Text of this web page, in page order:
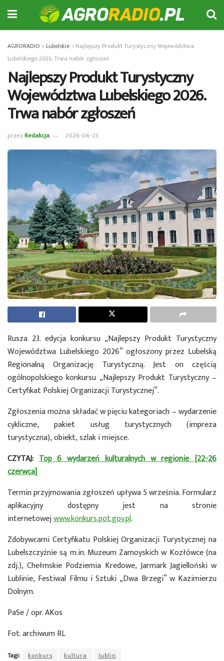
AGRORADIO >Lubelskie > Najlepszy Produkt Turystyczny Województwa
Lubelskiego 2026. Trwa nabór zgłoszeń
Najlepszy Produkt Turystyczny
Województwa Lubelskiego 2026.
Trwa nabór zgłoszeń
przezRedakcja 2026-06-23
Rusza 23. edycja konkursu „Najlepszy Produkt Turystyczny
Województwa Lubelskiego 2026” ogłoszony przez Lubelską
Regionalną Organizację Turystyczną. Jest on częścią
ogólnopolskiego konkursu „Najlepszy Produkt Turystyczny –
Certyfikat Polskiej Organizacji Turystycznej”.
Zgłoszenia można składać w pięciu kategoriach – wydarzenie
cykliczne, pakiet usług turystycznych (impreza
turystyczna), obiekt, szlak i miejsce.
CZYTAJ:Top 6 wydarzeń kulturalnych w regionie [22-26
czerwca]
Termin przyjmowania zgłoszeń upływa 5 września. Formularz
aplikacyjny dostępny jest na stronie
internetowejwww.konkurs.pot.gov.pl.
Zdobywcami Certyfikatu Polskiej Organizacji Turystycznej na
Lubelszczyźnie są m.in. Muzeum Zamoyskich w Kozłówce (na
zdj.), Chełmskie Podziemia Kredowe, Jarmark Jagielloński w
Lublinie, Festiwal Filmu i Sztuki „Dwa Brzegi” w Kazimierzu
Dolnym.
PaSe / opr. AKos
Fot. archiwum RL
Tagi: konkurs kultura lublin